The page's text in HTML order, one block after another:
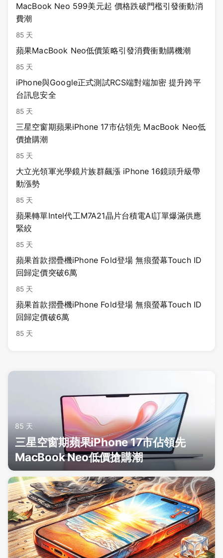
MacBook Neo 599美元起 價格跌破門檻引發衝動消
費潮
85 天
蘋果MacBook Neo低價策略引發消費衝動購機潮
85 天
iPhone與Google正式測試RCS端對端加密 提升跨平
台訊息安全
85 天
三星空窗期蘋果iPhone 17市佔領先 MacBook Neo低
價搶購潮
85 天
大立光領軍光學鏡片族群飆漲 iPhone 16鏡頭升級帶
動漲勢
85 天
蘋果轉單Intel代工M7A21晶片台積電AI訂單爆滿供應
緊絞
85 天
蘋果首款摺疊機iPhone Fold登場 無痕螢幕Touch ID
回歸定價突破6萬
85 天
蘋果首款摺疊機iPhone Fold登場 無痕螢幕Touch ID
回歸定價破6萬
85 天
85 天
三星空窗期蘋果iPhone 17市佔領先
MacBook Neo低價搶購潮